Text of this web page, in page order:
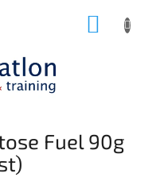
Fuel 90g